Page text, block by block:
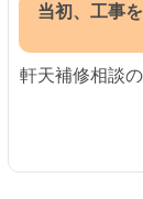
当初、工事
軒天補修相談